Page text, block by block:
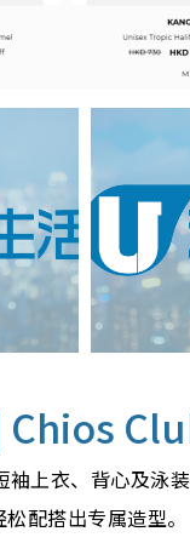
Chios
上衣、背心及泳
配搭出专属造型。